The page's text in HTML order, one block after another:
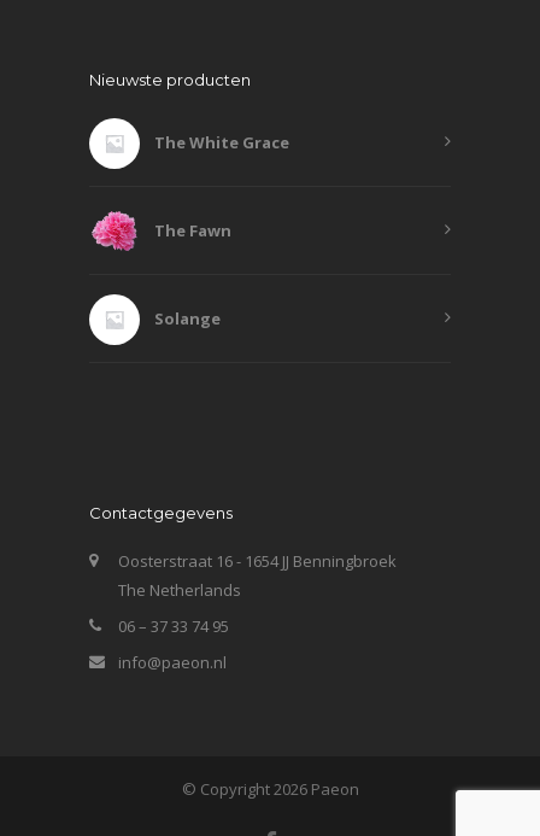
Nieuwste producten
The White Grace
The Fawn
Solange
Contactgegevens
Oosterstraat 16 - 1654 JJ Benningbroek
The Netherlands
06 – 37 33 74 95
info@paeon.nl
© Copyright 2026 Paeon